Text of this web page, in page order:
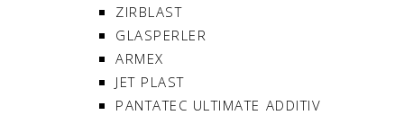
ZIRBLAST
GLASPERLER
ARMEX
JET PLAST
PANTATEC ULTIMATE ADDITIV